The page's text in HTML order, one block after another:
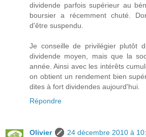
dividende parfois supérieur au
boursier a récemment chuté.
d'être suspendu.
Je conseille de privilégier plutôt
dividende moyen, mais que la
année. Ainsi avec les intérêts
on obtient un rendement bien
dites à fort dividendes aujourd'hui.
Répondre
Olivier
24 décembre 2010 à